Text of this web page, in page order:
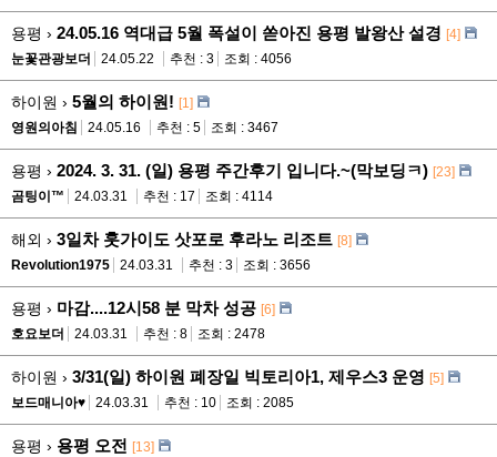
용평 › 24.05.16 역대급 5월 폭설이 쏟아진 용평 발왕산 설경 [4]
눈꽃관광보더
24.05.22 추천 : 3 조회 : 4056
하이원 › 5월의 하이원! [1]
영원의아침
24.05.16 추천 : 5 조회 : 3467
용평 › 2024. 3. 31. (일) 용평 주간후기 입니다.~(막보딩ㅋ) [23]
곰팅이™
24.03.31 추천 : 17 조회 : 4114
해외 › 3일차 훗가이도 삿포로 후라노 리조트 [8]
Revolution1975
24.03.31 추천 : 3 조회 : 3656
용평 › 마감....12시58 분 막차 성공 [6]
호요보더
24.03.31 추천 : 8 조회 : 2478
하이원 › 3/31(일) 하이원 폐장일 빅토리아1, 제우스3 운영 [5]
보드매니아♥
24.03.31 추천 : 10 조회 : 2085
용평 › 용평 오전 [13]